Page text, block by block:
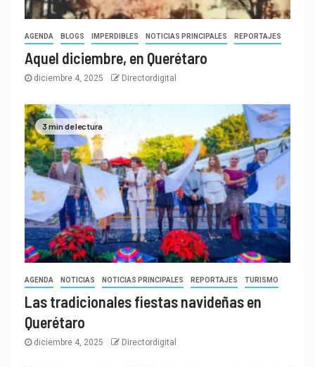
AGENDA BLOGS IMPERDIBLES NOTICIAS PRINCIPALES REPORTAJES
Aquel diciembre, en Querétaro
diciembre 4, 2025 Directordigital
3 min de lectura
AGENDA NOTICIAS NOTICIAS PRINCIPALES REPORTAJES TURISMO
Las tradicionales fiestas navideñas en
Querétaro
diciembre 4, 2025 Directordigital